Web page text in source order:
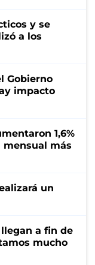
y se
a los
Gobierno
impacto
1,6%
más
un
a fin de
mucho